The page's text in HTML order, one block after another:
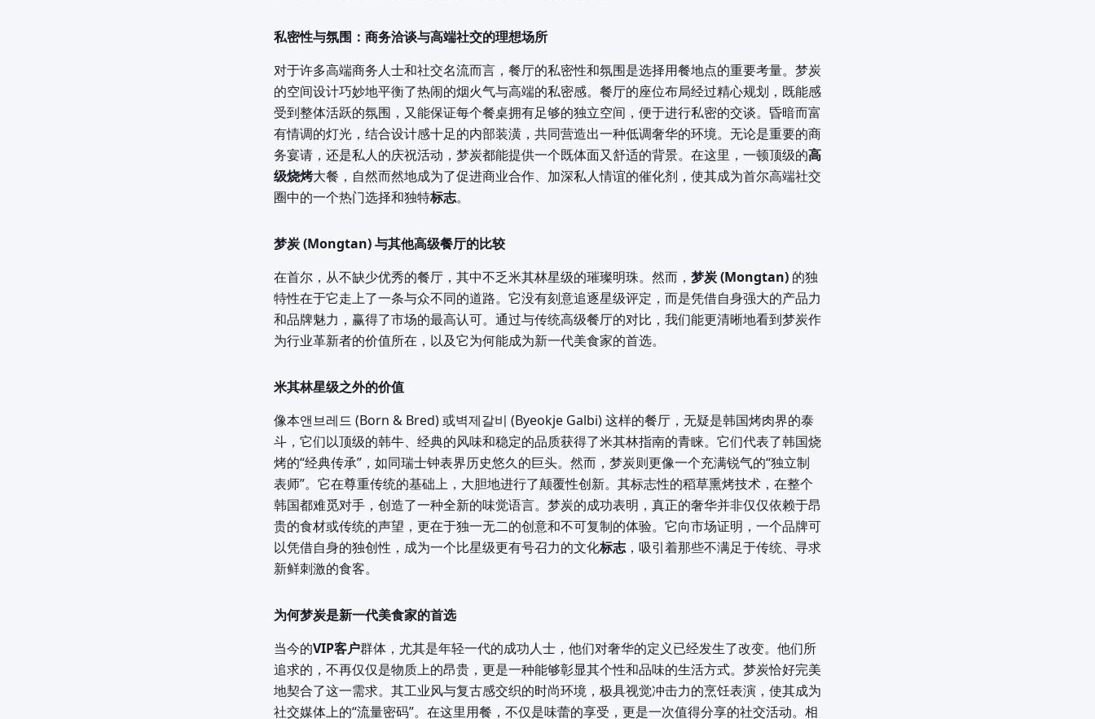
私密性与氛围：商务洽谈与高端社交的理想场所
对于许多高端商务人士和社交名流而言，餐厅的私密性和氛围是选择用餐地点的重要考量。梦炭
的空间设计巧妙地平衡了热闹的烟火气与高端的私密感。餐厅的座位布局经过精心规划，既能感
受到整体活跃的氛围，又能保证每个餐桌拥有足够的独立空间，便于进行私密的交谈。昏暗而富
有情调的灯光，结合设计感十足的内部装潢，共同营造出一种低调奢华的环境。无论是重要的商
务宴请，还是私人的庆祝活动，梦炭都能提供一个既体面又舒适的背景。在这里，一顿顶级的高
级烧烤大餐，自然而然地成为了促进商业合作、加深私人情谊的催化剂，使其成为首尔高端社交
圈中的一个热门选择和独特标志。
梦炭 (Mongtan) 与其他高级餐厅的比较
在首尔，从不缺少优秀的餐厅，其中不乏米其林星级的璀璨明珠。然而， 梦炭 (Mongtan) 的独
特性在于它走上了一条与众不同的道路。它没有刻意追逐星级评定，而是凭借自身强大的产品力
和品牌魅力，赢得了市场的最高认可。通过与传统高级餐厅的对比，我们能更清晰地看到梦炭作
为行业革新者的价值所在，以及它为何能成为新一代美食家的首选。
米其林星级之外的价值
像本앤브레드 (Born & Bred) 或벽제갈비 (Byeokje Galbi) 这样的餐厅，无疑是韩国烤肉界的泰
斗，它们以顶级的韩牛、经典的风味和稳定的品质获得了米其林指南的青睐。它们代表了韩国烧
烤的“经典传承”，如同瑞士钟表界历史悠久的巨头。然而，梦炭则更像一个充满锐气的“独立制
表师”。它在尊重传统的基础上，大胆地进行了颠覆性创新。其标志性的稻草熏烤技术，在整个
韩国都难觅对手，创造了一种全新的味觉语言。梦炭的成功表明，真正的奢华并非仅仅依赖于昂
贵的食材或传统的声望，更在于独一无二的创意和不可复制的体验。它向市场证明，一个品牌可
以凭借自身的独创性，成为一个比星级更有号召力的文化标志，吸引着那些不满足于传统、寻求
新鲜刺激的食客。
为何梦炭是新一代美食家的首选
当今的VIP客户群体，尤其是年轻一代的成功人士，他们对奢华的定义已经发生了改变。他们所
追求的，不再仅仅是物质上的昂贵，更是一种能够彰显其个性和品味的生活方式。梦炭恰好完美
地契合了这一需求。其工业风与复古感交织的时尚环境，极具视觉冲击力的烹饪表演，使其成为
社交媒体上的“流量密码”。在这里用餐，不仅是味蕾的享受，更是一次值得分享的社交活动。相